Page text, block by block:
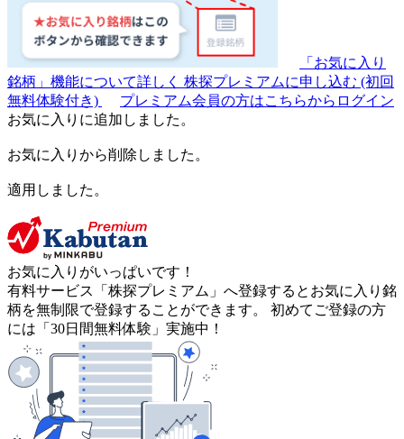
「お気に入り
銘柄」機能について詳しく 株探プレミアムに申し込む (初回
無料体験付き)
プレミアム会員の方はこちらからログイン
お気に入りに追加しました。
お気に入りから削除しました。
適用しました。
お気に入りがいっぱいです！
有料サービス「株探プレミアム」へ登録するとお気に入り銘
柄を無制限で登録することができます。 初めてご登録の方
には「30日間無料体験」実施中！